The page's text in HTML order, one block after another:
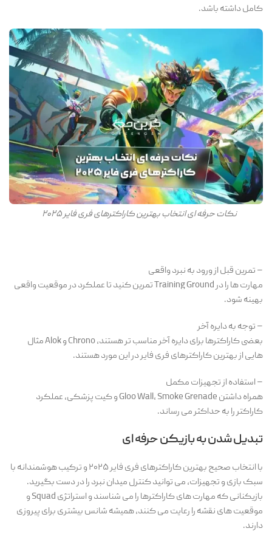
کامل داشته باشد.
نکات حرفه ای انتخاب بهترین کاراکترهای فری فایر ۲۰۲۵
– تمرین قبل از ورود به نبرد واقعی
مهارت ها را در Training Ground تمرین کنید تا عملکرد در موقعیت واقعی
بهینه شود.
– توجه به دایره آخر
بعضی کاراکترها برای دایره آخر مناسب تر هستند، Chrono و Alok مثال
هایی از بهترین کاراکترهای فری فایر در این مورد هستند.
– استفاده از تجهیزات مکمل
همراه داشتن Gloo Wall، Smoke Grenade و کیت پزشکی، عملکرد
کاراکتر را به حداکثر می رساند.
تبدیل شدن به بازیکن حرفه ای
با انتخاب صحیح بهترین کاراکترهای فری فایر ۲۰۲۵ و ترکیب هوشمندانه با
سبک بازی و تجهیزات، می توانید کنترل میدان نبرد را در دست بگیرید.
بازیکنانی که مهارت های کاراکترها را می شناسند و استراتژی Squad و
موقعیت های نقشه را رعایت می کنند، همیشه شانس بیشتری برای پیروزی
دارند.